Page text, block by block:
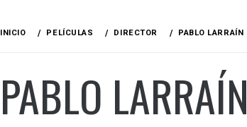
INICIO PELÍCULAS DIRECTOR PABLO LARRAÍN
PABLO LARRAÍN